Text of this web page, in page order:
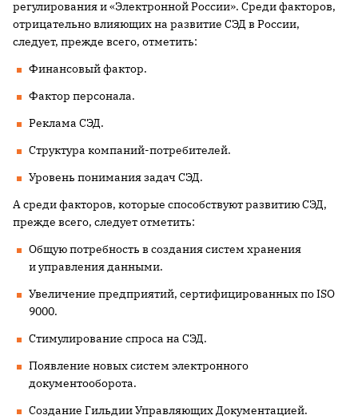
регулирования и «Электронной России». Среди факторов,
отрицательно влияющих на развитие СЭД в России,
следует, прежде всего, отметить:
Финансовый фактор.
Фактор персонала.
Реклама СЭД.
Структура компаний-потребителей.
Уровень понимания задач СЭД.
А среди факторов, которые способствуют развитию СЭД,
прежде всего, следует отметить:
Общую потребность в создания систем хранения
и управления данными.
Увеличение предприятий, сертифицированных по ISO
9000.
Стимулирование спроса на СЭД.
Появление новых систем электронного
документооборота.
Создание Гильдии Управляющих Документацией.